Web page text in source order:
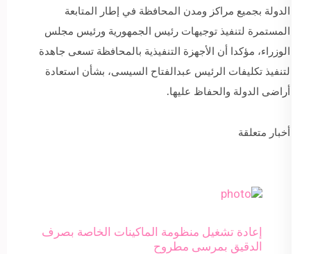
الدولة بجميع مراكز ومدن المحافظة في إطار المتابعة
المستمرة لتنفيذ توجيهات رئيس الجمهورية ورئيس مجلس
الوزراء، مؤكدا أن الأجهزة التنفيذية بالمحافظة تسعى جاهدة
لتنفيذ تكليفات الرئيس عبدالفتاح السيسى، بشأن استعادة
أراضى الدولة والحفاظ عليها.
أخبار متعلقة
إعادة تشغيل منظومة الماكينات الخاصة بصرف
الدقيق بمرسى مطروح